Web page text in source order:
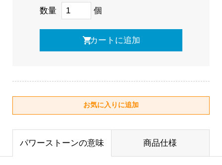
数量 個
パワーストーンの意味 商品仕様